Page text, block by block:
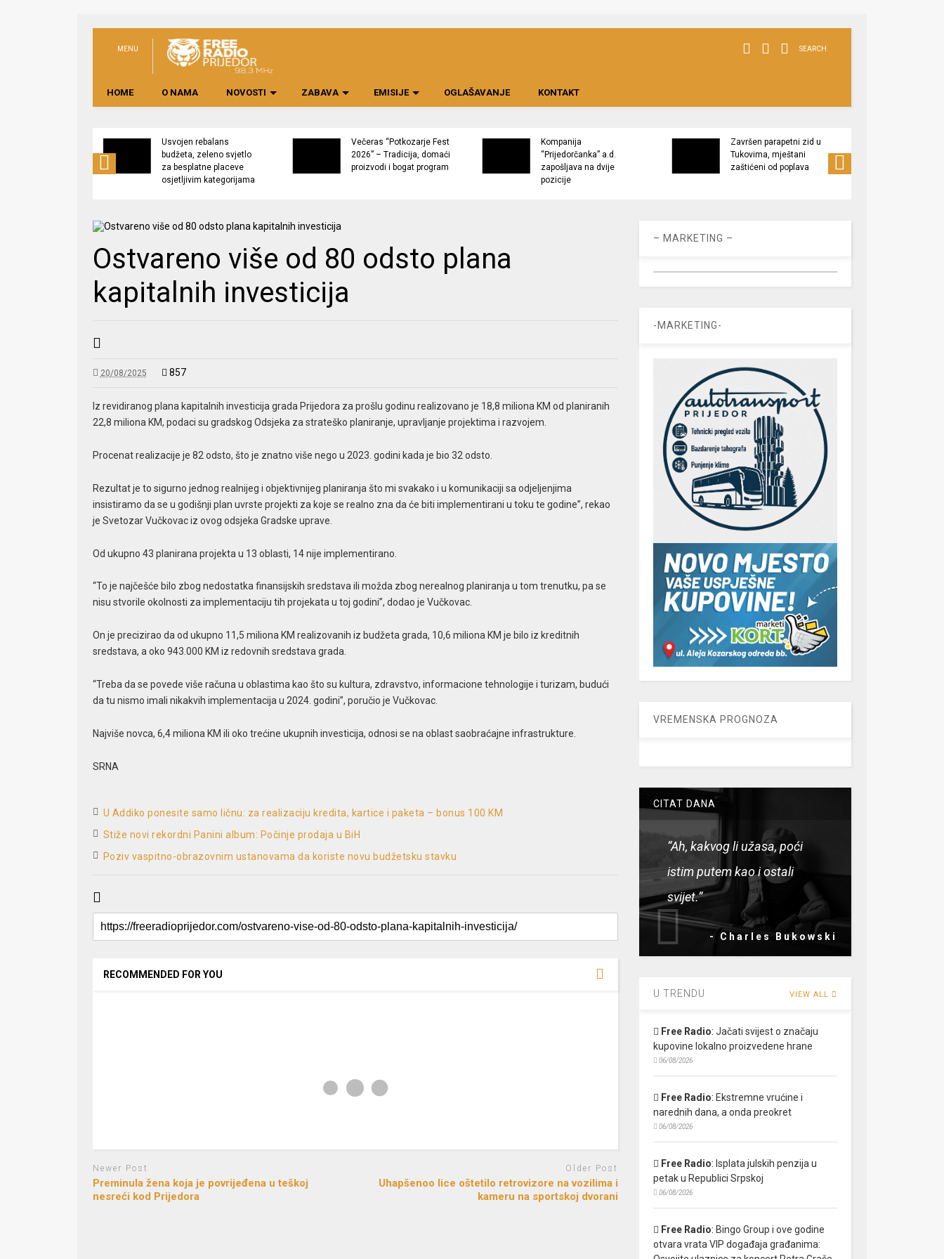
MENU SEARCH
HOME O NAMA NOVOSTI ZABAVA EMISIJE OGLAŠAVANJE KONTAKT
Usvojen rebalans
budžeta, zeleno svjetlo
za besplatne placeve
osjetljivim kategorijama
Večeras “Potkozarje Fest
2026” – Tradicija, domaći
proizvodi i bogat program
Kompanija
“Prijedorčanka” a.d.
zapošljava na dvije
pozicije
Završen parapetni zid u
Tukovima, mještani
zaštićeni od poplava
Ostvareno više od 80 odsto plana
kapitalnih investicija
20/08/2025 857
Iz revidiranog plana kapitalnih investicija grada Prijedora za prošlu godinu realizovano je 18,8 miliona KM od planiranih
22,8 miliona KM, podaci su gradskog Odsjeka za strateško planiranje, upravljanje projektima i razvojem.
Procenat realizacije je 82 odsto, što je znatno više nego u 2023. godini kada je bio 32 odsto.
Rezultat je to sigurno jednog realnijeg i objektivnijeg planiranja što mi svakako i u komunikaciji sa odjeljenjima
insistiramo da se u godišnji plan uvrste projekti za koje se realno zna da će biti implementirani u toku te godine”, rekao
je Svetozar Vučkovac iz ovog odsjeka Gradske uprave.
Od ukupno 43 planirana projekta u 13 oblasti, 14 nije implementirano.
“To je najčešće bilo zbog nedostatka finansijskih sredstava ili možda zbog nerealnog planiranja u tom trenutku, pa se
nisu stvorile okolnosti za implementaciju tih projekata u toj godini”, dodao je Vučkovac.
On je precizirao da od ukupno 11,5 miliona KM realizovanih iz budžeta grada, 10,6 miliona KM je bilo iz kreditnih
sredstava, a oko 943.000 KM iz redovnih sredstava grada.
“Treba da se povede više računa u oblastima kao što su kultura, zdravstvo, informacione tehnologije i turizam, budući
da tu nismo imali nikakvih implementacija u 2024. godini”, poručio je Vučkovac.
Najviše novca, 6,4 miliona KM ili oko trećine ukupnih investicija, odnosi se na oblast saobraćajne infrastrukture.
SRNA
U Addiko ponesite samo ličnu: za realizaciju kredita, kartice i paketa – bonus 100 KM
Stiže novi rekordni Panini album: Počinje prodaja u BiH
Poziv vaspitno-obrazovnim ustanovama da koriste novu budžetsku stavku
RECOMMENDED FOR YOU
Newer Post
Preminula žena koja je povrijeđena u teškoj
nesreći kod Prijedora
Older Post
Uhapšenoo lice oštetilo retrovizore na vozilima i
kameru na sportskoj dvorani
– MARKETING –
-MARKETING-
VREMENSKA PROGNOZA
CITAT DANA
“Ah, kakvog li užasa, poći
istim putem kao i ostali
svijet.”
- Charles Bukowski
U TRENDU VIEW ALL
Free Radio: Jačati svijest o značaju
kupovine lokalno proizvedene hrane
06/08/2026
Free Radio: Ekstremne vrućine i
narednih dana, a onda preokret
06/08/2026
Free Radio: Isplata julskih penzija u
petak u Republici Srpskoj
06/08/2026
Free Radio: Bingo Group i ove godine
otvara vrata VIP događaja građanima: